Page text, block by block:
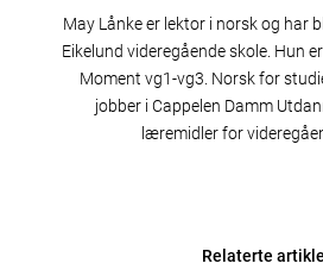
May Lånke er lektor i norsk og har
Eikelund videregående skole. Hun
Moment vg1-vg3. Norsk for
jobber i Cappelen Damm
læremidler for
Relaterte